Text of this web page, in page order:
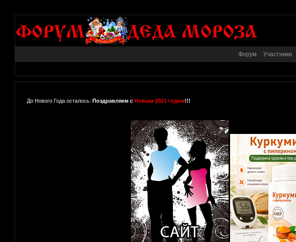
Форум Участники
До Нового Года осталось: Поздравляем с Новым 2021 годом!!!